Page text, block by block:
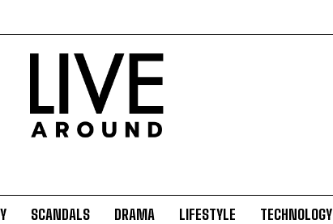
SCANDALS DRAMA LIFESTYLE TECHNOLOGY